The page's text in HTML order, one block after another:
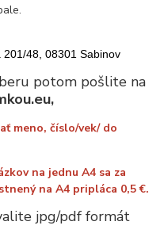
201/48, 08301 Sabinov
potom pošlite na
meno, číslo/vek/ do
na jednu A4 sa za
na A4 pripláca 0,5 €.
jpg/pdf formát